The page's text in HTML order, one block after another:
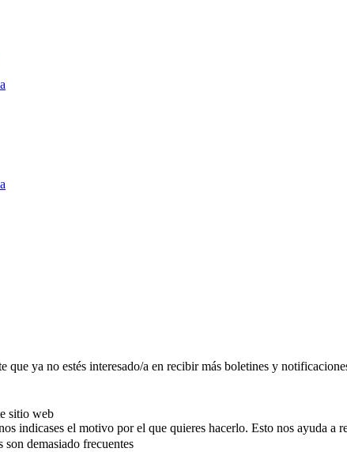
que ya no estés interesado/a en recibir más boletines y
sitio web
indicases el motivo por el que quieres hacerlo. Esto nos ayuda
demasiado frecuentes